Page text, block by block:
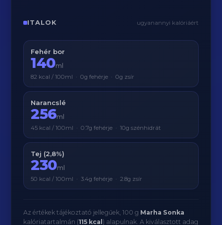
ITALOK ugyanannyi kalóriáért
Fehér bor
140ml
82 kcal / 100ml · 0g fehérje · 0g zsír
Narancslé
256ml
45 kcal / 100ml · 0.7g fehérje · 10g szénhidrát
Tej (2,8%)
230ml
50 kcal / 100ml · 3.4g fehérje · 2.8g zsír
Az értékek tájékoztató jellegűek, 100 g Marha Sonka
kalóriatartalmán (115 kcal ) alapulnak. A kiválasztott adag